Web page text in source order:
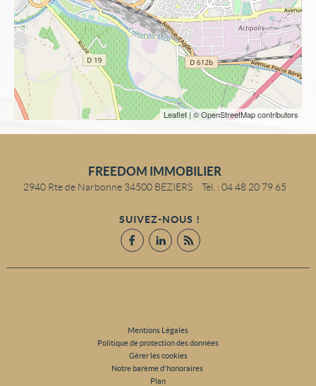
Leaflet| © OpenStreetMap contributors
FREEDOM IMMOBILIER
2940 Rte de Narbonne 34500 BEZIERS Tél. :04 48 20 79 65
SUIVEZ-NOUS !
Mentions Légales
Politique de protection des données
Gérer les cookies
Notre barème d'honoraires
Plan